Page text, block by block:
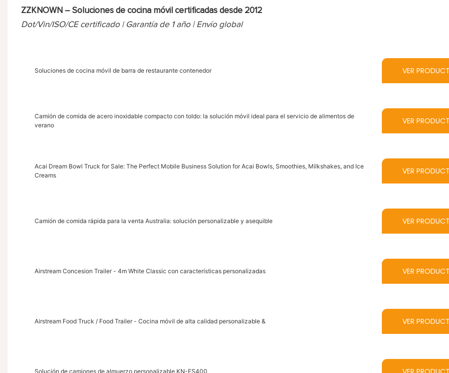
ZZKNOWN – Soluciones de cocina móvil certificadas desde 2012
Dot/Vin/ISO/CE certificado | Garantía de 1 año | Envío global
Soluciones de cocina móvil de barra de restaurante contenedor VER
Camión de comida de acero inoxidable compacto con toldo: la solución móvil ideal para el servicio de alimentos de
verano
VER
Acai Dream Bowl Truck for Sale: The Perfect Mobile Business Solution for Acai Bowls, Smoothies, Milkshakes, and Ice
Creams
VER
Camión de comida rápida para la venta Australia: solución personalizable y asequible VER
Airstream Concesion Trailer - 4m White Classic con características personalizadas VER
Airstream Food Truck / Food Trailer - Cocina móvil de alta calidad personalizable & VER
Solución de camiones de almuerzo personalizable KN-FS400